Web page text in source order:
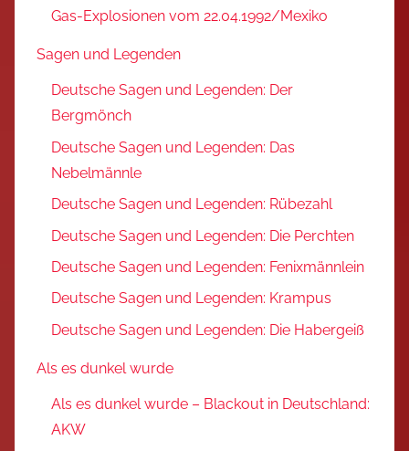
Gas-Explosionen vom 22.04.1992/Mexiko
Sagen und Legenden
Deutsche Sagen und Legenden: Der
Bergmönch
Deutsche Sagen und Legenden: Das
Nebelmännle
Deutsche Sagen und Legenden: Rübezahl
Deutsche Sagen und Legenden: Die Perchten
Deutsche Sagen und Legenden: Fenixmännlein
Deutsche Sagen und Legenden: Krampus
Deutsche Sagen und Legenden: Die Habergeiß
Als es dunkel wurde
Als es dunkel wurde – Blackout in Deutschland:
AKW